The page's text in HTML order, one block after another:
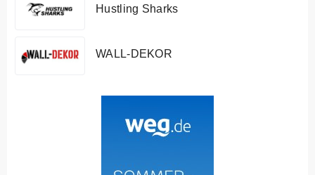
Hustling Sharks
WALL-DEKOR